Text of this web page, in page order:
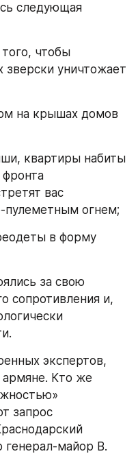
следующая
чтобы
зверски уничтожает
на крышах домов
квартиры набиты
вас
пулеметным огнем;
в форму
за свою
сопротивления и,
экспертов,
Кто же
запрос
майор В.